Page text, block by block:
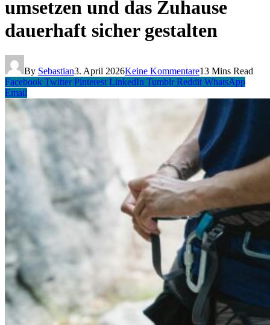
umsetzen und das Zuhause
dauerhaft sicher gestalten
By Sebastian3. April 2026Keine Kommentare13 Mins Read
Facebook Twitter Pinterest LinkedIn Tumblr Reddit WhatsApp
Email